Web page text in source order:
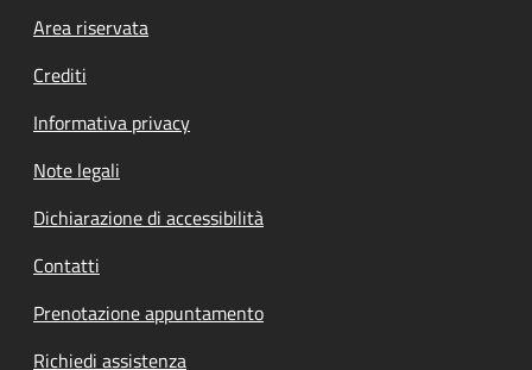
Footer menu
Area riservata
Crediti
Informativa privacy
Note legali
Dichiarazione di accessibilità
Contatti
Prenotazione appuntamento
Richiedi assistenza